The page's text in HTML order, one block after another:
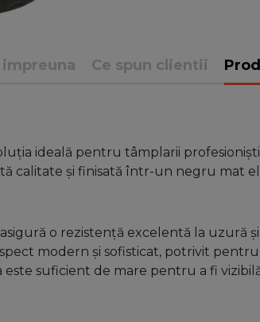
Ce spun clientii
ideală pentru tâmplarii
calitate și finisată într-un negru mat
o rezistență excelentă la uzură
modern și sofisticat, potrivit
este suficient de mare pentru a fi